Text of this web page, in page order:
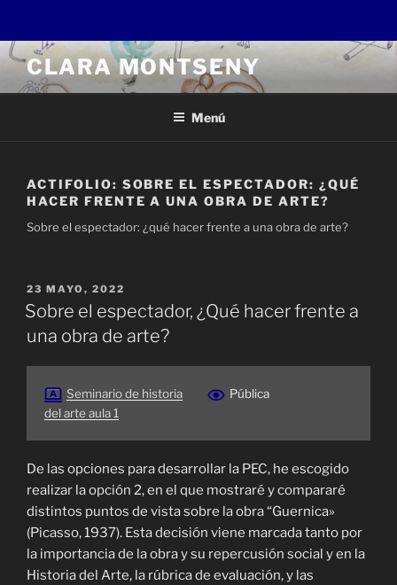
Saltar
contenido
CLARA MONTSENY
Menú
ACTIFOLIO: SOBRE EL ESPECTADOR: ¿QUÉ
HACER FRENTE A UNA OBRA DE ARTE?
Sobre el espectador: ¿qué hacer frente a una obra de arte?
PUBLICADO
EL
23 MAYO, 2022
Sobre el espectador, ¿Qué hacer frente a
una obra de arte?
Seminario de historia
del arte aula 1
Pública
De las opciones para desarrollar la PEC, he escogido
realizar la opción 2, en el que mostraré y compararé
distintos puntos de vista sobre la obra “Guernica»
(Picasso, 1937). Esta decisión viene marcada tanto por
la importancia de la obra y su repercusión social y en la
Historia del Arte, la rúbrica de evaluación, y las